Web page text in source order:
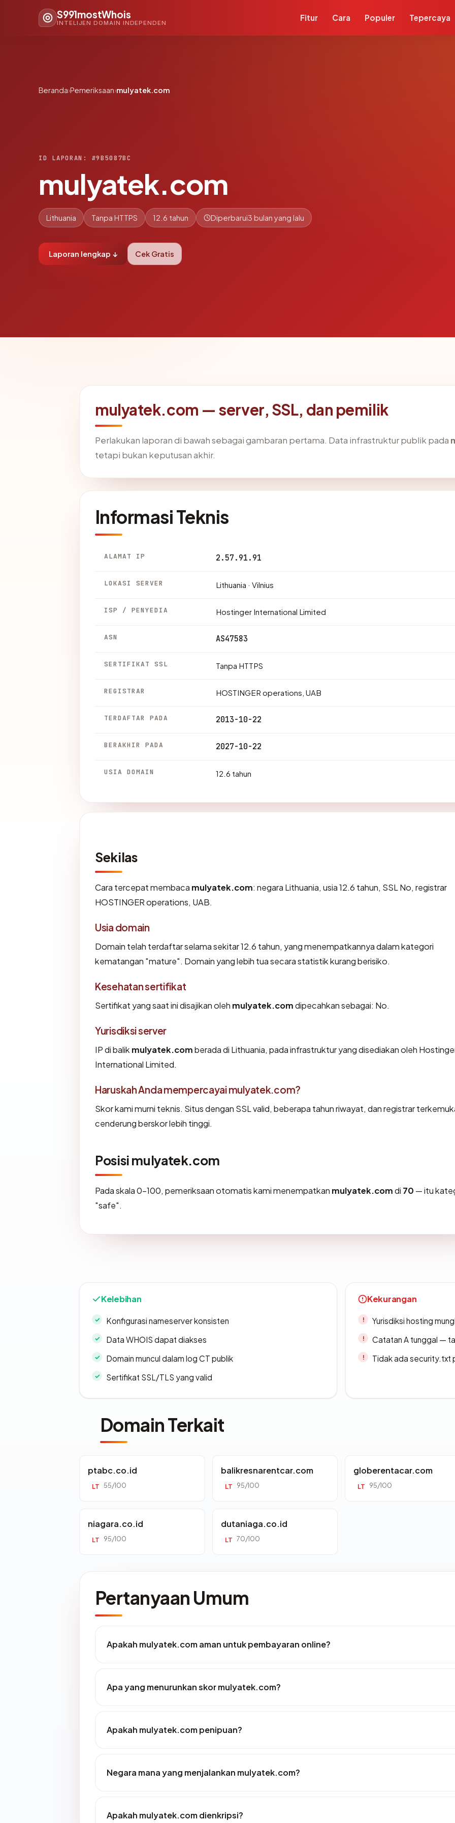
S991mostWhois
INTELIJEN DOMAIN INDEPENDEN
Fitur Cara Populer Tepercaya
Beranda›Pemeriksaan›mulyatek.com
ID LAPORAN: #9B5087BC
mulyatek.com
Lithuania Tanpa HTTPS 12.6 tahun Diperbarui3 bulan yang lalu
Laporan lengkap ↓ Cek Gratis
mulyatek.com — server, SSL, dan pemilik
Perlakukan laporan di bawah sebagai gambaran pertama. Data infrastruktur publik pada
tetapi bukan keputusan akhir.
Informasi Teknis
ALAMAT IP 2.57.91.91
LOKASI SERVER Lithuania · Vilnius
ISP / PENYEDIA Hostinger International Limited
ASN AS47583
SERTIFIKAT SSL Tanpa HTTPS
REGISTRAR HOSTINGER operations, UAB
TERDAFTAR PADA 2013-10-22
BERAKHIR PADA 2027-10-22
USIA DOMAIN 12.6 tahun
Sekilas
Cara tercepat membaca mulyatek.com: negara Lithuania, usia 12.6 tahun, SSL No, registrar
HOSTINGER operations, UAB.
Usia domain
Domain telah terdaftar selama sekitar 12.6 tahun, yang menempatkannya dalam kategori
kematangan "mature". Domain yang lebih tua secara statistik kurang berisiko.
Kesehatan sertifikat
Sertifikat yang saat ini disajikan oleh mulyatek.comdipecahkan sebagai: No.
Yurisdiksi server
IP di balik mulyatek.comberada di Lithuania, pada infrastruktur yang disediakan oleh
International Limited.
Haruskah Anda mempercayai mulyatek.com?
Skor kami murni teknis. Situs dengan SSL valid, beberapa tahun riwayat, dan registrar
cenderung berskor lebih tinggi.
Posisi mulyatek.com
Pada skala 0-100, pemeriksaan otomatis kami menempatkan mulyatek.comdi 70 — itu
"safe".
Kelebihan
Konfigurasi nameserver konsisten
Data WHOIS dapat diakses
Domain muncul dalam log CT publik
Sertifikat SSL/TLS yang valid
Kekurangan
Yurisdiksi hosting
Catatan A tunggal —
Tidak ada security.txt
Domain Terkait
ptabc.co.id
LT 55/100
balikresnarentcar.com
LT 95/100
globerentacar.com
LT 95/100
niagara.co.id
LT 95/100
dutaniaga.co.id
LT 70/100
Pertanyaan Umum
Apakah mulyatek.com aman untuk pembayaran online?
Apa yang menurunkan skor mulyatek.com?
Apakah mulyatek.com penipuan?
Negara mana yang menjalankan mulyatek.com?
Apakah mulyatek.com dienkripsi?